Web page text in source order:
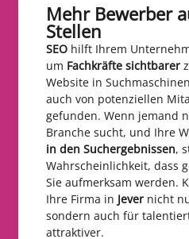
Mehr Bewerber
Stellen​
SEO hilft Ihrem
um Fachkräfte sichtbarer
Website in
auch von potenziellen
gefunden. Wenn jemand
Branche sucht, und Ihre
in den Suchergebnissen,
Wahrscheinlichkeit, dass
Sie aufmerksam werden.
Ihre Firma in Jever nicht
sondern auch für
attraktiver.